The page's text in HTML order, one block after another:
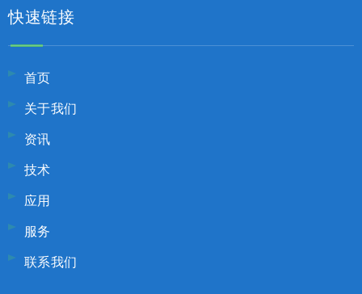
快速链接
首页
关于我们
资讯
技术
应用
服务
联系我们